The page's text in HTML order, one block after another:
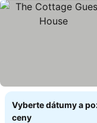
Vyberte dátumy a
ceny